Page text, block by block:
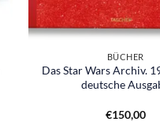
BÜCHER
Das Star Wars Archiv.
deutsche
€150,00